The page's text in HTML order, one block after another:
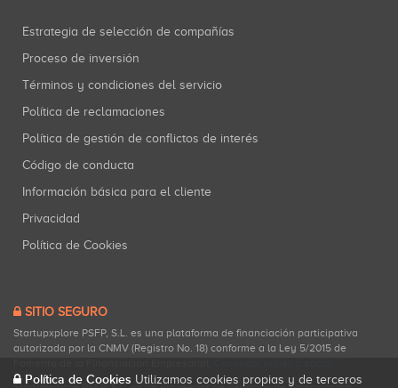
Estrategia de selección de compañías
Proceso de inversión
Términos y condiciones del servicio
Política de reclamaciones
Política de gestión de conflictos de interés
Código de conducta
Información básica para el cliente
Privacidad
Política de Cookies
SITIO SEGURO
Startupxplore PSFP, S.L. es una plataforma de financiación participativa
autorizada por la CNMV (Registro No. 18) conforme a la Ley 5/2015 de
Política de Cookies Utilizamos cookies propias y de terceros